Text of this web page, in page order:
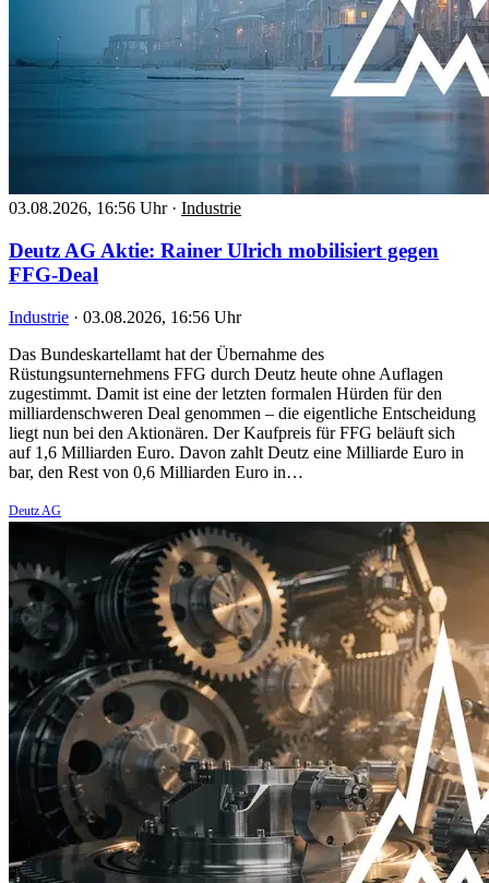
03.08.2026, 16:56 Uhr · Industrie
Deutz AG Aktie: Rainer Ulrich mobilisiert gegen
FFG-Deal
Industrie · 03.08.2026, 16:56 Uhr
Das Bundeskartellamt hat der Übernahme des
Rüstungsunternehmens FFG durch Deutz heute ohne Auflagen
zugestimmt. Damit ist eine der letzten formalen Hürden für den
milliardenschweren Deal genommen – die eigentliche Entscheidung
liegt nun bei den Aktionären. Der Kaufpreis für FFG beläuft sich
auf 1,6 Milliarden Euro. Davon zahlt Deutz eine Milliarde Euro in
bar, den Rest von 0,6 Milliarden Euro in…
Deutz AG